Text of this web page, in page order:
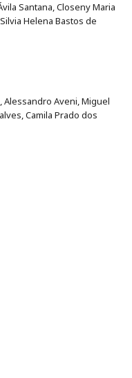
Santana, Closeny Maria
Helena Bastos de
Aveni, Miguel
Camila Prado dos